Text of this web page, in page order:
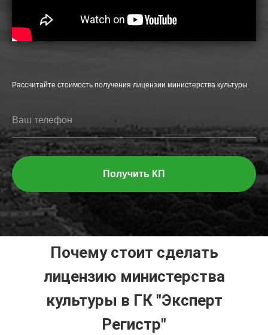
Рассчитайте стоимость получения лицензии министерства культуры
Получить КП
Почему стоит сделать
лицензию министерства
культуры в ГК "Эксперт
Регистр"